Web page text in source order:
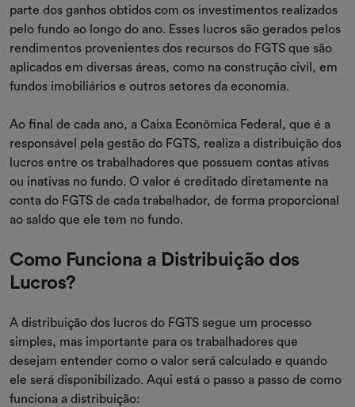
parte dos ganhos obtidos com os investimentos realizados
pelo fundo ao longo do ano. Esses lucros são gerados pelos
rendimentos provenientes dos recursos do FGTS que são
aplicados em diversas áreas, como na construção civil, em
fundos imobiliários e outros setores da economia.
Ao final de cada ano, a Caixa Econômica Federal, que é a
responsável pela gestão do FGTS, realiza a distribuição dos
lucros entre os trabalhadores que possuem contas ativas
ou inativas no fundo. O valor é creditado diretamente na
conta do FGTS de cada trabalhador, de forma proporcional
ao saldo que ele tem no fundo.
Como Funciona a Distribuição dos
Lucros?
A distribuição dos lucros do FGTS segue um processo
simples, mas importante para os trabalhadores que
desejam entender como o valor será calculado e quando
ele será disponibilizado. Aqui está o passo a passo de como
funciona a distribuição: